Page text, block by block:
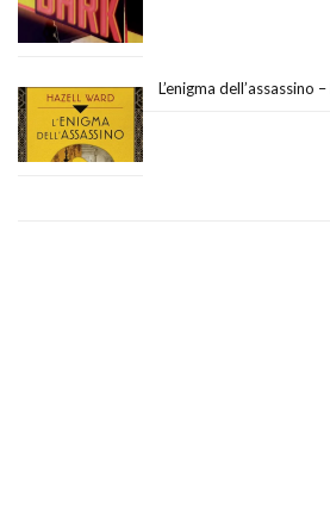
L’enigma dell’assassino